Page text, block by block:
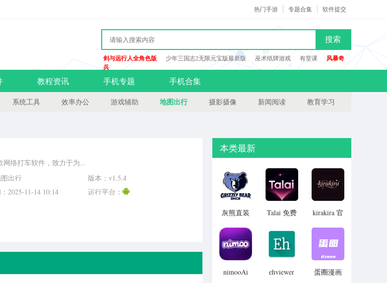
软件提交
专题合集
热门手游
搜索
剑与远行人全角色版 少年三国志2无限元宝版最新版 巫术纸牌游戏 有堂课
风暴奇
兵
教程资讯 手机专题 手机合集
系统工具 效率办公 游戏辅助 地图出行 摄影摄像 新闻阅读 教育学习
网络打车软件，致力于为...
出行
版本：v1.5.4
2025-11-14 10:14 运行平台：
本类最新
灰熊直装
v2.0
Talai 免费
v1.0.3
kirakira 官
v1.5.1
nimooAi
ehviewer
蛋圈漫画